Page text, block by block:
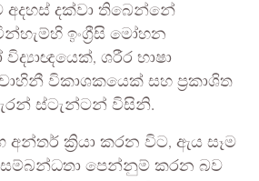
අදහස් දක්වා තිබෙන්නේ
ඉංග්‍රීසි මෝහන
ශරීර භාෂා
විකාශකයෙක් සහ ප්‍රකාශිත
ස්ටැන්ටන් විසිනි.
අන්තර් ක්‍රියා කරන විට, ඇය සෑම
සම්බන්ධතා පෙන්නුම් කරන බව